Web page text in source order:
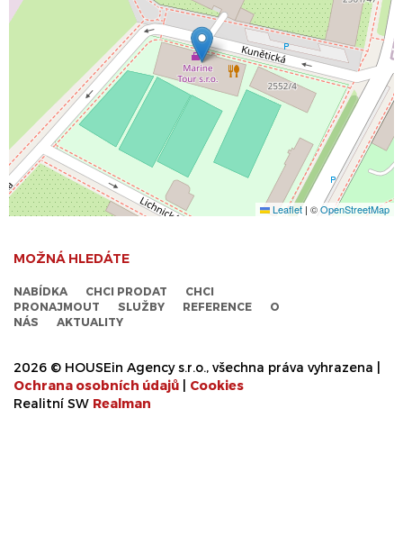
Leaflet | ©OpenStreetMap
MOŽNÁ HLEDÁTE
NABÍDKA CHCI PRODAT
CHCI
PRONAJMOUT
SLUŽBY REFERENCE
O
NÁS
AKTUALITY
2026 © HOUSEin Agency s.r.o., všechna práva vyhrazena |
Ochrana osobních údajů
Cookies
Realitní SW Realman